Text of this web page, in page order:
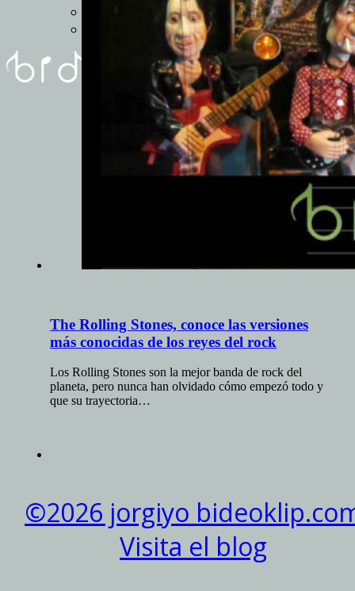
REUNIóN
FORMULARIO
The Rolling Stones, conoce las versiones
más conocidas de los reyes del rock
Los Rolling Stones son la mejor banda de rock del
planeta, pero nunca han olvidado cómo empezó todo y
que su trayectoria…
©2026 jorgiyo
Visita el blog